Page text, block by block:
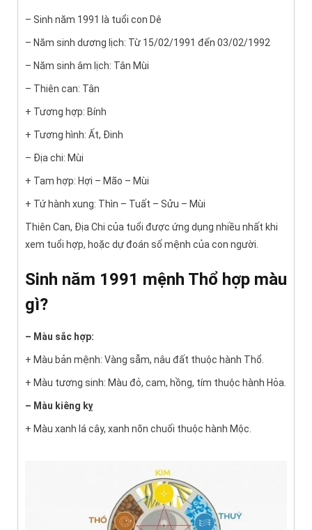
– Sinh năm 1991 là tuổi con Dê
– Năm sinh dương lịch: Từ 15/02/1991 đến 03/02/1992
– Năm sinh âm lịch: Tân Mùi
– Thiên can: Tân
+ Tương hợp: Bính
+ Tương hình: Ất, Đinh
– Địa chi: Mùi
+ Tam hợp: Hợi – Mão – Mùi
+ Tứ hành xung: Thìn – Tuất – Sửu – Mùi
Thiên Can, Địa Chi của tuổi được ứng dụng nhiều nhất khi
xem tuổi hợp, hoặc dự đoán số mệnh của con người.
Sinh năm 1991 mệnh Thổ hợp màu
gì?
– Màu sắc hợp:
+ Màu bản mệnh: Vàng sẫm, nâu đất thuộc hành Thổ.
+ Màu tương sinh: Màu đỏ, cam, hồng, tím thuộc hành Hỏa.
– Màu kiêng kỵ
+ Màu xanh lá cây, xanh nõn chuối thuộc hành Mộc.